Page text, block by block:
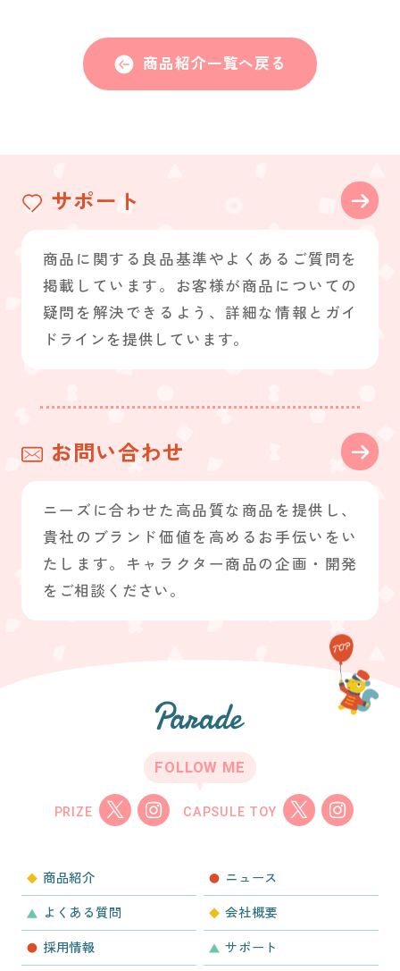
商品紹介一覧へ戻る
サポート
商品に関する良品基準やよくあるご質問を
掲載しています。お客様が商品についての
疑問を解決できるよう、詳細な情報とガイ
ドラインを提供しています。
お問い合わせ
ニーズに合わせた高品質な商品を提供し、
貴社のブランド価値を高めるお手伝いをい
たします。キャラクター商品の企画・開発
をご相談ください。
FOLLOW ME
PRIZE CAPSULE TOY
商品紹介 ニュース
よくある質問 会社概要
採用情報 サポート